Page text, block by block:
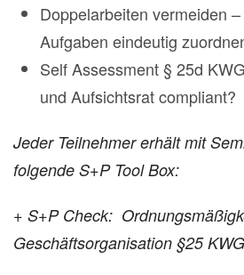
Doppelarbeiten vermeiden
Aufgaben eindeutig
Self Assessment § 25d
und Aufsichtsrat compliant?
Jeder Teilnehmer erhält mit
folgende S+P Tool Box:
+ S+P Check:
Geschäftsorganisation §25 KWG